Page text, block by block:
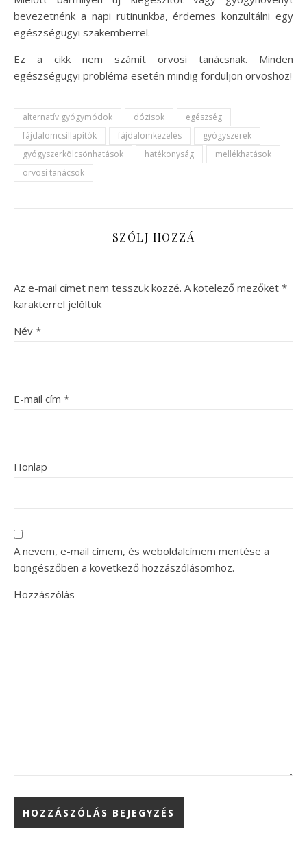
bevezetnénk a napi rutinunkba, érdemes konzultálni egy
egészségügyi szakemberrel.
Ez a cikk nem számít orvosi tanácsnak. Minden
egészségügyi probléma esetén mindig forduljon orvoshoz!
alternatív gyógymódok dózisok
egészség
fájdalomcsillapítók
fájdalomkezelés
gyógyszerek
gyógyszerkölcsönhatások
hatékonyság
mellékhatások
orvosi tanácsok
SZÓLJ HOZZÁ
Az e-mail címet nem tesszük közzé. A kötelező mezőket *
karakterrel jelöltük
Név *
E-mail cím *
Honlap
A nevem, e-mail címem, és weboldalcímem mentése a
böngészőben a következő hozzászólásomhoz.
Hozzászólás